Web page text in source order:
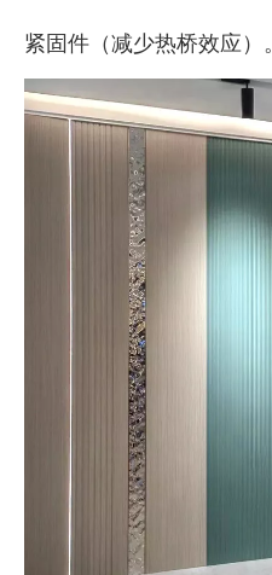
紧固件（减少热桥效应）。